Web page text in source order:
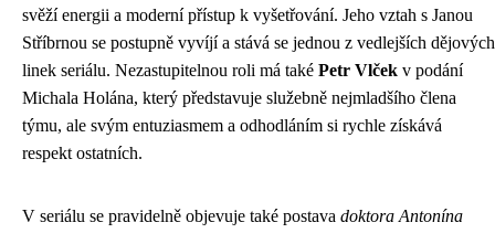
svěží energii a moderní přístup k vyšetřování. Jeho vztah s Janou
Stříbrnou se postupně vyvíjí a stává se jednou z vedlejších dějových
linek seriálu. Nezastupitelnou roli má také Petr Vlček v podání
Michala Holána, který představuje služebně nejmladšího člena
týmu, ale svým entuziasmem a odhodláním si rychle získává
respekt ostatních.
V seriálu se pravidelně objevuje také postava doktora Antonína